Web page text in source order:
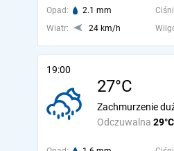
Opad: 2.1 mm
Wiatr:
24 km/h
19:00
27°C
Odczuwalna 29°C
Zachmurzenie